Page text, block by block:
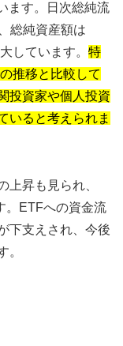
ます。日次総純流
総純資産額は
しています。 特
推移と比較して
投資家や個人投資
いると考えられま
上昇も見られ、
。ETFへの資金流
下支えされ、今後
。